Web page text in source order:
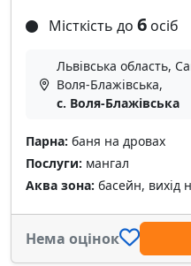
Місткість до 6 осіб
Львівська область,
Воля-Блажівська,
с. Воля-Блажівська
Парна: баня на дровах
Послуги: мангал
Аква зона: басейн, вихід
Нема оцінок